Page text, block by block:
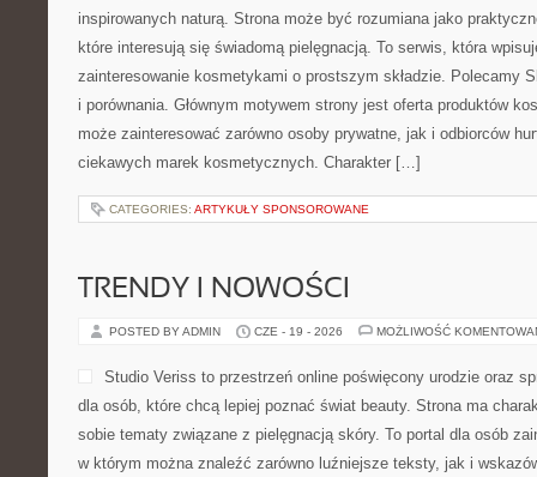
inspirowanych naturą. Strona może być rozumiana jako
które interesują się świadomą pielęgnacją. To serwis, która
zainteresowanie kosmetykami o prostszym składzie. Polecamy
i porównania. Głównym motywem strony jest oferta produktów
może zainteresować zarówno osoby prywatne, jak i odbiorców
ciekawych marek kosmetycznych. Charakter […]
CATEGORIES: ARTYKUŁY SPONSOROWANE
TRENDY I NOWOŚCI
POSTED BY ADMIN CZE - 19 - 2026 MOŻLIWOŚĆ
Studio Veriss to przestrzeń online poświęcony urodzie oraz
dla osób, które chcą lepiej poznać świat beauty. Strona ma
sobie tematy związane z pielęgnacją skóry. To portal dla osób
w którym można znaleźć zarówno luźniejsze teksty, jak i